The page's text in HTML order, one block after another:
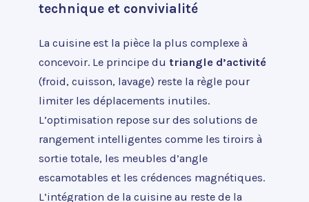
technique et convivialité
La cuisine est la pièce la plus complexe à
concevoir. Le principe du triangle d’activité
(froid, cuisson, lavage) reste la règle pour
limiter les déplacements inutiles.
L’optimisation repose sur des solutions de
rangement intelligentes comme les tiroirs à
sortie totale, les meubles d’angle
escamotables et les crédences magnétiques.
L’intégration de la cuisine au reste de la